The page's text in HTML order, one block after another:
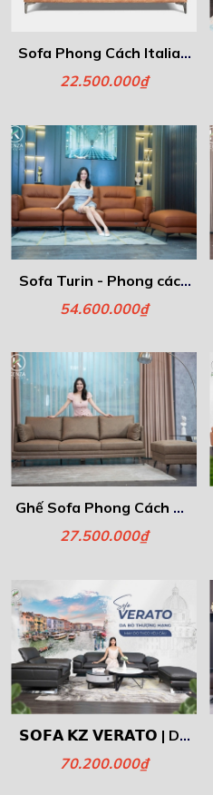
Sofa Phong Cách Italia -
Elena
22.500.000₫
Sofa Turin - Phong cách
Italia
54.600.000₫
Ghế Sofa Phong Cách Ý -
Simple
27.500.000₫
𝗦𝗢𝗙𝗔 𝗞𝗭 𝗩𝗘𝗥𝗔𝗧𝗢 | Da
Bò Thượng Hạng, Đẳng
70.200.000₫